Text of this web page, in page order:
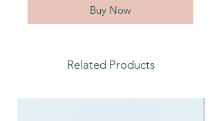
Buy Now
Related Products